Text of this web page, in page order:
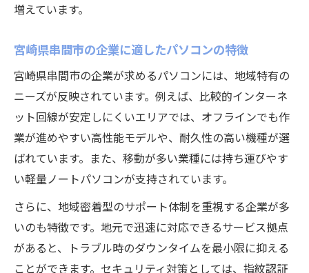
増えています。
宮崎県串間市の企業に適したパソコンの特徴
宮崎県串間市の企業が求めるパソコンには、地域特有の
ニーズが反映されています。例えば、比較的インターネ
ット回線が安定しにくいエリアでは、オフラインでも作
業が進めやすい高性能モデルや、耐久性の高い機種が選
ばれています。また、移動が多い業種には持ち運びやす
い軽量ノートパソコンが支持されています。
さらに、地域密着型のサポート体制を重視する企業が多
いのも特徴です。地元で迅速に対応できるサービス拠点
があると、トラブル時のダウンタイムを最小限に抑える
ことができます。セキュリティ対策としては、指紋認証